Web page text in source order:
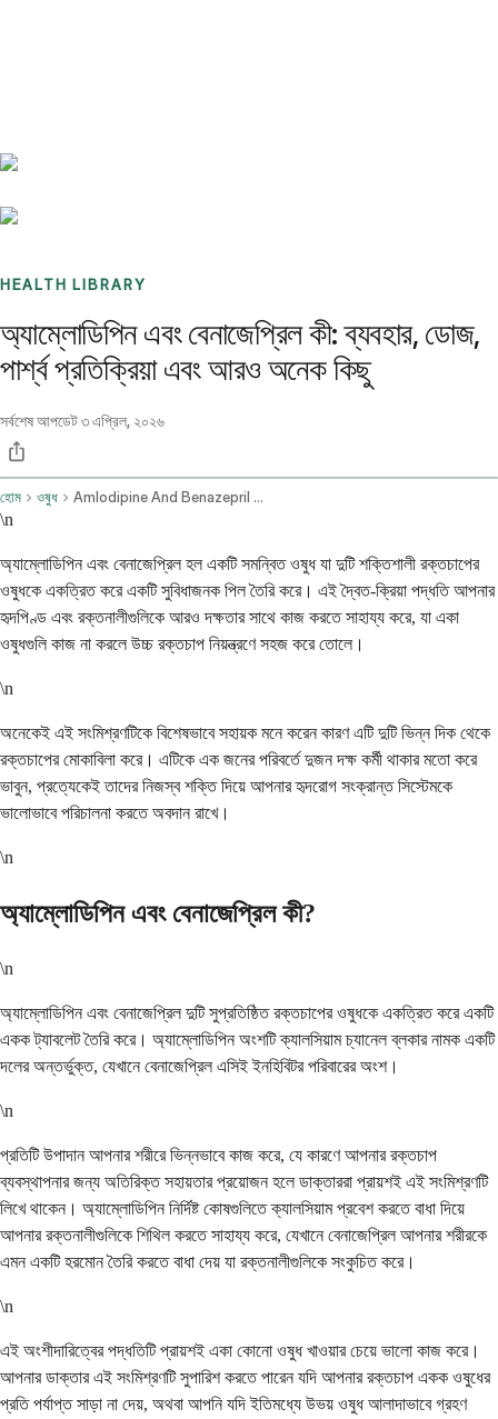
HEALTH LIBRARY
অ্যাম্লোডিপিন এবং বেনাজেপ্রিল কী: ব্যবহার, ডোজ,
পার্শ্ব প্রতিক্রিয়া এবং আরও অনেক কিছু
সর্বশেষ আপডেট৩ এপ্রিল, ২০২৬
হোম ওষুধ Amlodipine And Benazepril Oral Route
\n
অ্যাম্লোডিপিন এবং বেনাজেপ্রিল হল একটি সমন্বিত ওষুধ যা দুটি শক্তিশালী রক্তচাপের
ওষুধকে একত্রিত করে একটি সুবিধাজনক পিল তৈরি করে। এই দ্বৈত-ক্রিয়া পদ্ধতি আপনার
হৃদপিণ্ড এবং রক্তনালীগুলিকে আরও দক্ষতার সাথে কাজ করতে সাহায্য করে, যা একা
ওষুধগুলি কাজ না করলে উচ্চ রক্তচাপ নিয়ন্ত্রণে সহজ করে তোলে।
\n
অনেকেই এই সংমিশ্রণটিকে বিশেষভাবে সহায়ক মনে করেন কারণ এটি দুটি ভিন্ন দিক থেকে
রক্তচাপের মোকাবিলা করে। এটিকে এক জনের পরিবর্তে দুজন দক্ষ কর্মী থাকার মতো করে
ভাবুন, প্রত্যেকেই তাদের নিজস্ব শক্তি দিয়ে আপনার হৃদরোগ সংক্রান্ত সিস্টেমকে
ভালোভাবে পরিচালনা করতে অবদান রাখে।
\n
অ্যাম্লোডিপিন এবং বেনাজেপ্রিল কী?
\n
অ্যাম্লোডিপিন এবং বেনাজেপ্রিল দুটি সুপ্রতিষ্ঠিত রক্তচাপের ওষুধকে একত্রিত করে একটি
একক ট্যাবলেট তৈরি করে। অ্যাম্লোডিপিন অংশটি ক্যালসিয়াম চ্যানেল ব্লকার নামক একটি
দলের অন্তর্ভুক্ত, যেখানে বেনাজেপ্রিল এসিই ইনহিবিটর পরিবারের অংশ।
\n
প্রতিটি উপাদান আপনার শরীরে ভিন্নভাবে কাজ করে, যে কারণে আপনার রক্তচাপ
ব্যবস্থাপনার জন্য অতিরিক্ত সহায়তার প্রয়োজন হলে ডাক্তাররা প্রায়শই এই সংমিশ্রণটি
লিখে থাকেন। অ্যাম্লোডিপিন নির্দিষ্ট কোষগুলিতে ক্যালসিয়াম প্রবেশ করতে বাধা দিয়ে
আপনার রক্তনালীগুলিকে শিথিল করতে সাহায্য করে, যেখানে বেনাজেপ্রিল আপনার শরীরকে
এমন একটি হরমোন তৈরি করতে বাধা দেয় যা রক্তনালীগুলিকে সংকুচিত করে।
\n
এই অংশীদারিত্বের পদ্ধতিটি প্রায়শই একা কোনো ওষুধ খাওয়ার চেয়ে ভালো কাজ করে।
আপনার ডাক্তার এই সংমিশ্রণটি সুপারিশ করতে পারেন যদি আপনার রক্তচাপ একক ওষুধের
প্রতি পর্যাপ্ত সাড়া না দেয়, অথবা আপনি যদি ইতিমধ্যে উভয় ওষুধ আলাদাভাবে গ্রহণ